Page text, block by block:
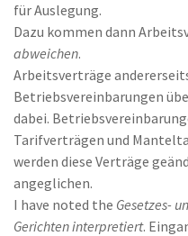
für Auslegung.
Dazu kommen dann
abweichen.
Arbeitsverträge
Betriebsvereinbarungen
dabei.
Tarifverträgen und
werden diese Verträge
angeglichen.
I have noted the Gesetzes-
Gerichten interpretiert.